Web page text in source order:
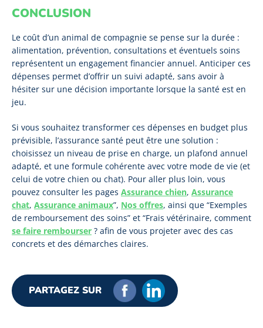
CONCLUSION
Le coût d’un animal de compagnie se pense sur la durée :
alimentation, prévention, consultations et éventuels soins
représentent un engagement financier annuel. Anticiper ces
dépenses permet d’offrir un suivi adapté, sans avoir à
hésiter sur une décision importante lorsque la santé est en
jeu.
Si vous souhaitez transformer ces dépenses en budget plus
prévisible, l’assurance santé peut être une solution :
choisissez un niveau de prise en charge, un plafond annuel
adapté, et une formule cohérente avec votre mode de vie (et
celui de votre chien ou chat). Pour aller plus loin, vous
pouvez consulter les pages Assurance chien, Assurance
chat, Assurance animaux”, Nos offres, ainsi que “Exemples
de remboursement des soins” et “Frais vétérinaire, comment
se faire rembourser ? afin de vous projeter avec des cas
concrets et des démarches claires.
PARTAGEZ SUR